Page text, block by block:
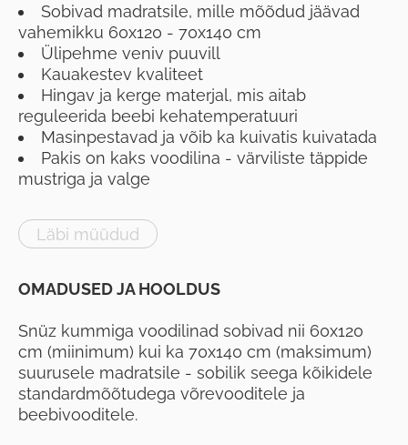
Sobivad madratsile, mille mõõdud jäävad
vahemikku 60x120 - 70x140 cm
Ülipehme veniv puuvill
Kauakestev kvaliteet
Hingav ja kerge materjal, mis aitab
reguleerida beebi kehatemperatuuri
Masinpestavad ja võib ka kuivatis kuivatada
Pakis on kaks voodilina - värviliste täppide
mustriga ja valge
Läbi müüdud
OMADUSED JA HOOLDUS
Snüz kummiga voodilinad sobivad nii 60x120
cm (miinimum) kui ka 70x140 cm (maksimum)
suurusele madratsile - sobilik seega kõikidele
standardmõõtudega võrevooditele ja
beebivooditele.